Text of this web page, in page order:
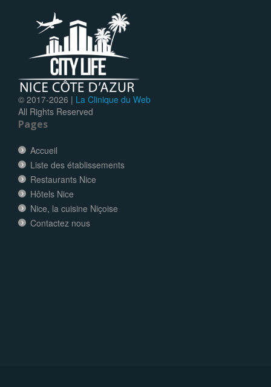
© 2017-2026 | La Clinique du Web
All Rights Reserved
Pages
Accueil
Liste des établissements
Restaurants Nice
Hôtels Nice
Nice, la cuisine Niçoise
Contactez nous